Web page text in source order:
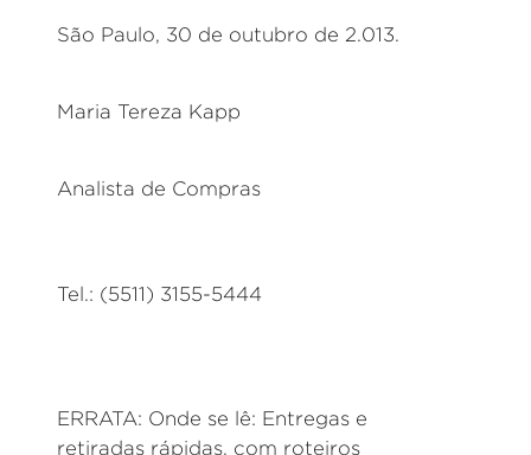
São Paulo, 30 de outubro de 2.013.
Maria Tereza Kapp
Analista de Compras
Tel.: (5511) 3155-5444
ERRATA: Onde se lê: Entregas e
retiradas rápidas, com roteiros